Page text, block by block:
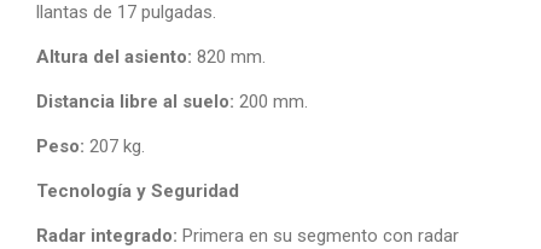
llantas de 17 pulgadas.
Altura del asiento: 820 mm.
Distancia libre al suelo: 200 mm.
Peso: 207 kg.
Tecnología y Seguridad
Radar integrado: Primera en su segmento con radar